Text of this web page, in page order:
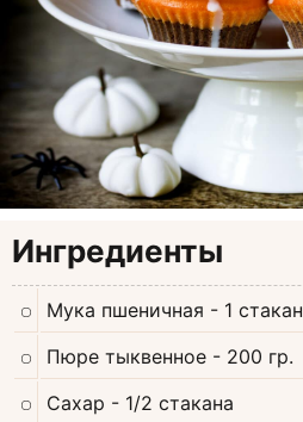
Ингредиенты
Мука пшеничная - 1 стакан
Пюре тыквенное - 200 гр.
Сахар - 1/2 стакана